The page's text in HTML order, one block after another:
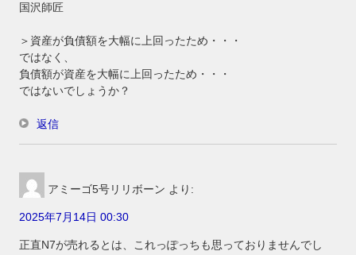
国沢師匠
＞資産が負債額を大幅に上回ったため・・・
ではなく、
負債額が資産を大幅に上回ったため・・・
ではないでしょうか？
返信
アミーゴ5号リリボーン より:
2025年7月14日 00:30
正直N7が売れるとは、これっぽっちも思っておりませんでし